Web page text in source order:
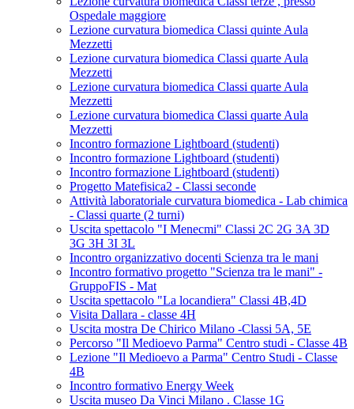
Ospedale maggiore
Lezione curvatura biomedica Classi quinte Aula
Mezzetti
Lezione curvatura biomedica Classi quarte Aula
Mezzetti
Lezione curvatura biomedica Classi quarte Aula
Mezzetti
Lezione curvatura biomedica Classi quarte Aula
Mezzetti
Incontro formazione Lightboard (studenti)
Incontro formazione Lightboard (studenti)
Incontro formazione Lightboard (studenti)
Progetto Matefisica2 - Classi seconde
Attività laboratoriale curvatura biomedica - Lab chimica
- Classi quarte (2 turni)
Uscita spettacolo "I Menecmi" Classi 2C 2G 3A 3D
3G 3H 3I 3L
Incontro organizzativo docenti Scienza tra le mani
Incontro formativo progetto "Scienza tra le mani" -
GruppoFIS - Mat
Uscita spettacolo "La locandiera" Classi 4B,4D
Visita Dallara - classe 4H
Uscita mostra De Chirico Milano -Classi 5A, 5E
Percorso "Il Medioevo Parma" Centro studi - Classe 4B
Lezione "Il Medioevo a Parma" Centro Studi - Classe
4B
Incontro formativo Energy Week
Uscita museo Da Vinci Milano . Classe 1G